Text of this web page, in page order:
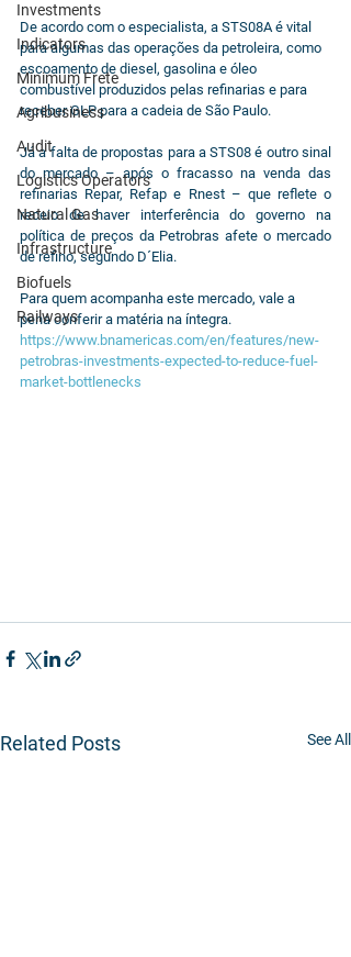
Investments
Indicators
Minimum Frete
Agribusiness
Audit
Logistics Operators
Natural Gas
Infrastructure
Biofuels
Railways
De acordo com o especialista, a STS08A é vital
para algumas das operações da petroleira, como
escoamento de diesel, gasolina e óleo
combustível produzidos pelas refinarias e para
receber GLP para a cadeia de São Paulo.
Já a falta de propostas para a STS08 é outro sinal
do mercado – após o fracasso na venda das
refinarias Repar, Refap e Rnest – que reflete o
receio de haver interferência do governo na
política de preços da Petrobras afete o mercado
de refino, segundo D´Elia.
Para quem acompanha este mercado, vale a
pena conferir a matéria na íntegra.
https://www.bnamericas.com/en/features/new-
petrobras-investments-expected-to-reduce-fuel-
market-bottlenecks
Related Posts See All